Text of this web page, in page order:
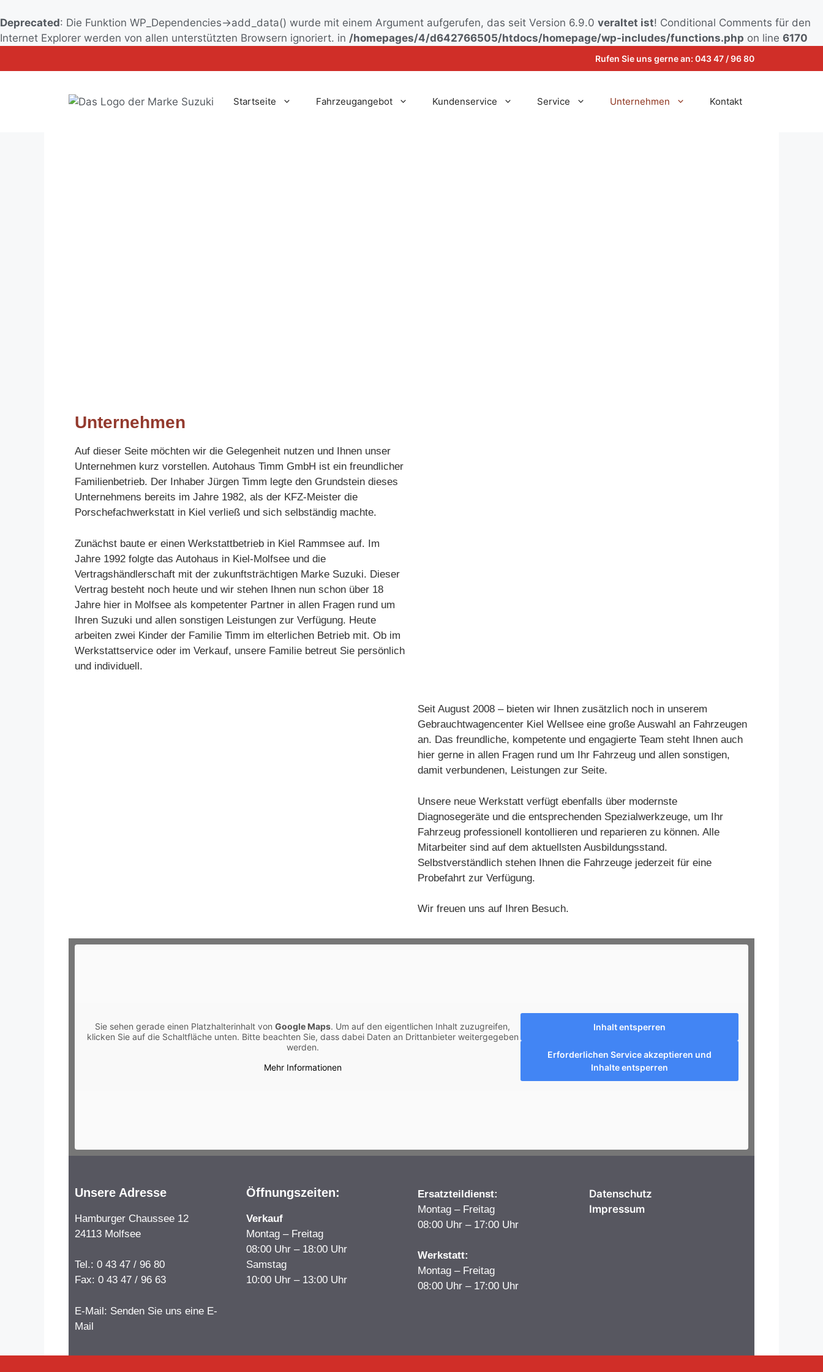
Deprecated: Die Funktion WP_Dependencies->add_data() wurde mit einem Argument aufgerufen, das seit Version 6.9.0 veraltet ist! Conditional Comments für den
Internet Explorer werden von allen unterstützten Browsern ignoriert. in /homepages/4/d642766505/htdocs/homepage/wp-includes/functions.php on line 6170
Zum
Inhalt
Rufen Sie uns gerne an: 043 47 / 96 80
Startseite Fahrzeugangebot Kundenservice Service Unternehmen Kontakt
Unternehmen
Auf dieser Seite möchten wir die Gelegenheit nutzen und Ihnen unser
Unternehmen kurz vorstellen. Autohaus Timm GmbH ist ein freundlicher
Familienbetrieb. Der Inhaber Jürgen Timm legte den Grundstein dieses
Unternehmens bereits im Jahre 1982, als der KFZ-Meister die
Porschefachwerkstatt in Kiel verließ und sich selbständig machte.
Zunächst baute er einen Werkstattbetrieb in Kiel Rammsee auf. Im
Jahre 1992 folgte das Autohaus in Kiel-Molfsee und die
Vertragshändlerschaft mit der zukunftsträchtigen Marke Suzuki. Dieser
Vertrag besteht noch heute und wir stehen Ihnen nun schon über 18
Jahre hier in Molfsee als kompetenter Partner in allen Fragen rund um
Ihren Suzuki und allen sonstigen Leistungen zur Verfügung. Heute
arbeiten zwei Kinder der Familie Timm im elterlichen Betrieb mit. Ob im
Werkstattservice oder im Verkauf, unsere Familie betreut Sie persönlich
und individuell.
Seit August 2008 – bieten wir Ihnen zusätzlich noch in unserem
Gebrauchtwagencenter Kiel Wellsee eine große Auswahl an Fahrzeugen
an. Das freundliche, kompetente und engagierte Team steht Ihnen auch
hier gerne in allen Fragen rund um Ihr Fahrzeug und allen sonstigen,
damit verbundenen, Leistungen zur Seite.
Unsere neue Werkstatt verfügt ebenfalls über modernste
Diagnosegeräte und die entsprechenden Spezialwerkzeuge, um Ihr
Fahrzeug professionell kontollieren und reparieren zu können. Alle
Mitarbeiter sind auf dem aktuellsten Ausbildungsstand.
Selbstverständlich stehen Ihnen die Fahrzeuge jederzeit für eine
Probefahrt zur Verfügung.
Wir freuen uns auf Ihren Besuch.
Sie sehen gerade einen Platzhalterinhalt von Google Maps. Um auf den eigentlichen Inhalt zuzugreifen,
klicken Sie auf die Schaltfläche unten. Bitte beachten Sie, dass dabei Daten an Drittanbieter weitergegeben
werden.
Mehr Informationen
Inhalt entsperren
Erforderlichen Service akzeptieren und
Inhalte entsperren
Unsere Adresse
Hamburger Chaussee 12
24113 Molfsee
Tel.: 0 43 47 / 96 80
Fax: 0 43 47 / 96 63
E-Mail: Senden Sie uns eine E-
Mail
Öffnungszeiten:
Verkauf
Montag – Freitag
08:00 Uhr – 18:00 Uhr
Samstag
10:00 Uhr – 13:00 Uhr
Ersatzteildienst:
Montag – Freitag
08:00 Uhr – 17:00 Uhr
Werkstatt:
Montag – Freitag
08:00 Uhr – 17:00 Uhr
Datenschutz
Impressum